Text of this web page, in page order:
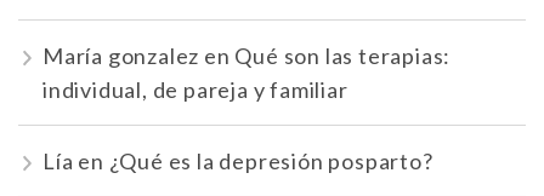
María gonzalez en Qué son las terapias:
individual, de pareja y familiar
Lía en ¿Qué es la depresión posparto?